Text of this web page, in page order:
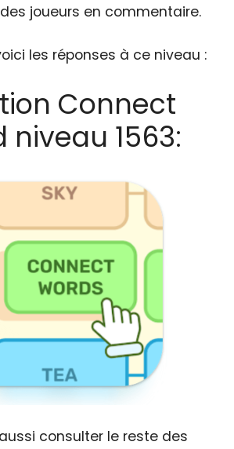
joueurs en commentaire.
les réponses à ce niveau :
Connect
niveau 1563:
consulter le reste des